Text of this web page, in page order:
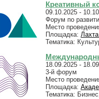
Креативный
09.10.2025 -
Форум по
Место
Площадка:
Тематика:
18.09.2025 -
3-й форум
Место
Площадка:
Тематика: